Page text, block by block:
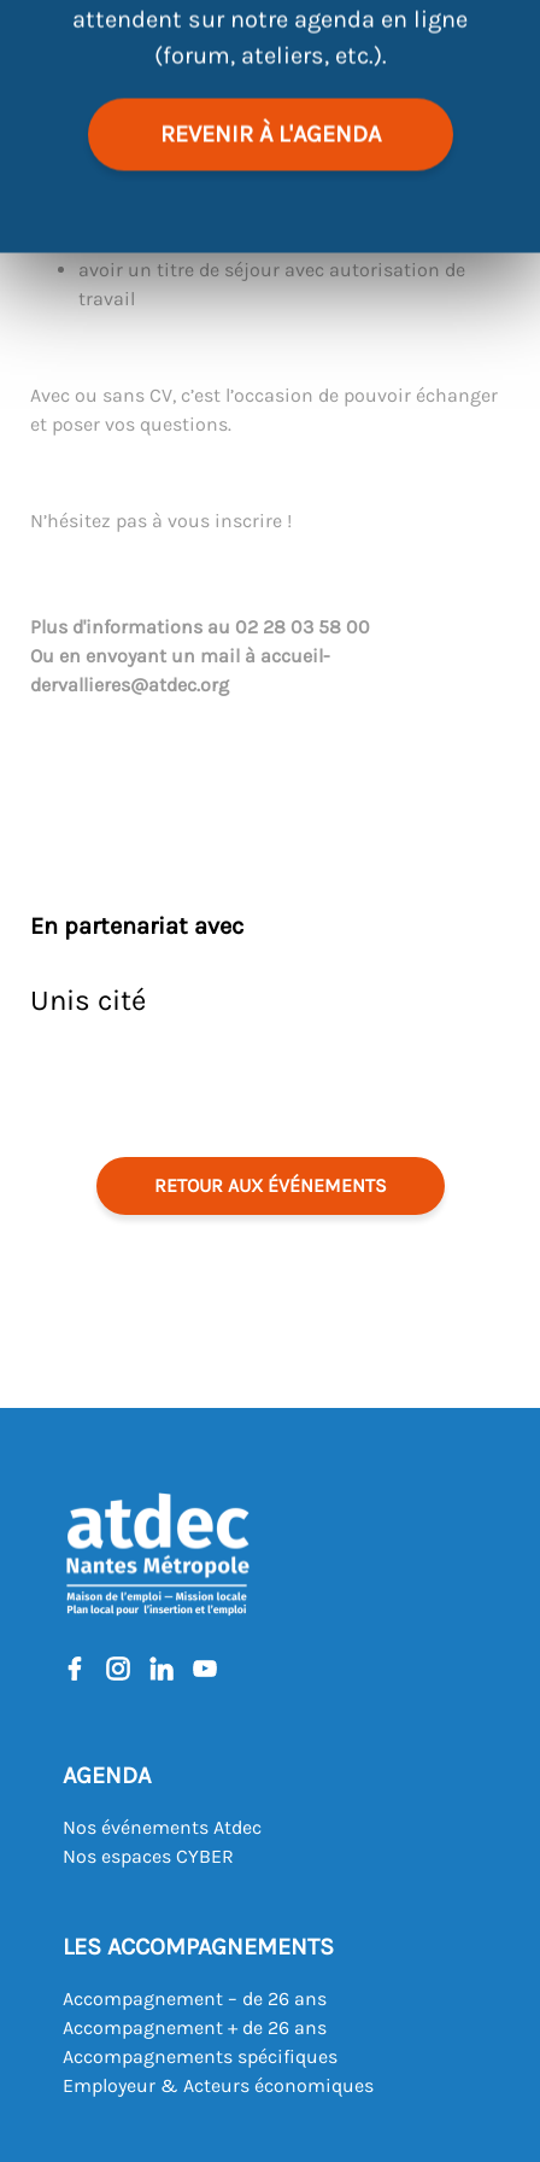
attendent sur notre agenda en ligne
(forum, ateliers, etc.).
REVENIR À L'AGENDA
Lundi 15 septembre à 14h30, venez rencontrer Unis cité
candidater si cela vous intéresse.
Les prérequis :
avoir un titre de séjour avec autorisation de
travail
Avec ou sans CV, c’est l’occasion de pouvoir échanger
et poser vos questions.
N’hésitez pas à vous inscrire !
Plus d'informations au 02 28 03 58 00
Ou en envoyant un mail à accueil-
dervallieres@atdec.org
En partenariat avec
Unis cité
RETOUR AUX ÉVÉNEMENTS
AGENDA
Nos événements Atdec
Nos espaces CYBER
LES ACCOMPAGNEMENTS
Accompagnement – de 26 ans
Accompagnement + de 26 ans
Accompagnements spécifiques
Employeur & Acteurs économiques